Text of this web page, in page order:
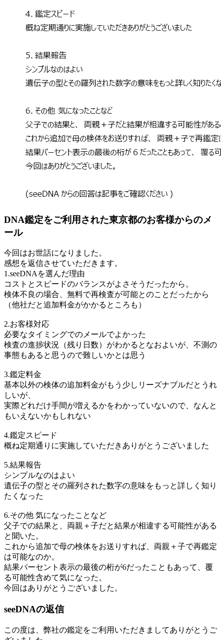
DNA鑑定をご利用された東京都のお客様からのメ
ール
今回はお世話になりました。
感想を返信させていただきます。
1.seeDNAを選んだ理由
コストとスピードのバランスがよさそうだったから。
検体不良の場合、無料で再検査が可能とのことだったから
（他社だと追加料金がかかるところも）
2.お客様対応
必要なタイミングでのメールでよかった
検査の進捗状況（残り日数）がわかるとなおよいが、不測の
事態もあると思うので難しいかとは思う
3.鑑定料金
基本以外の検体の追加料金がもう少しリーズナブルだとうれ
しいが、
実際どれだけ手間が増えるかをわかっていないので、なんと
もいえないかもしれない
4.鑑定スピード
概ね定期通りに実施していただきありがとうございました
5.結果報告
シンプルなのはよい
遺伝子の型とその羅列された数字の意味をもっと詳しく知り
たくなった
6.その他 気になったことなど
父子での結果と、両親＋子だと結果が相違する可能性がある
と聞いた。
これから追加で母の検体をお送りすれば、両親＋子で再鑑定
は可能なのか。
結果パーセント表示の最後の桁が6だったこともあって、覆
る可能性含めて気になった。
今回はありがとうございました。
seeDNAの返信
この度は、弊社の鑑定をご利用いただきましてありがとうご